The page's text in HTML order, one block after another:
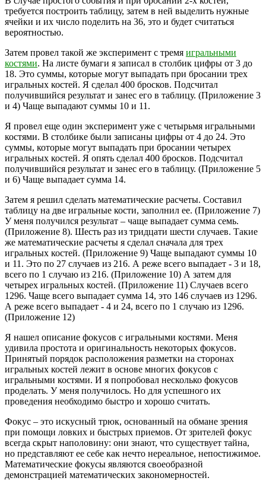
требуется построить таблицу, затем в ней выделить нужные
ячейки и их число поделить на 36, это и будет считаться
вероятностью.
Затем провел такой же эксперимент с тремя игральными
костями. На листе бумаги я записал в столбик цифры от 3 до
18. Это суммы, которые могут выпадать при бросании трех
игральных костей. Я сделал 400 бросков. Подсчитал
получившийся результат и занес его в таблицу. (Приложение 3
и 4) Чаще выпадают суммы 10 и 11.
Я провел еще один эксперимент уже с четырьмя игральными
костями. В столбике были записаны цифры от 4 до 24. Это
суммы, которые могут выпадать при бросании четырех
игральных костей. Я опять сделал 400 бросков. Подсчитал
получившийся результат и занес его в таблицу. (Приложение 5
и 6) Чаще выпадает сумма 14.
Затем я решил сделать математические расчеты. Составил
таблицу на две игральные кости, заполнил ее. (Приложение 7)
У меня получился результат – чаще выпадает сумма семь.
(Приложение 8). Шесть раз из тридцати шести случаев. Такие
же математические расчеты я сделал сначала для трех
игральных костей. (Приложение 9) Чаще выпадают суммы 10
и 11. Это по 27 случаев из 216. А реже всего выпадает - 3 и 18,
всего по 1 случаю из 216. (Приложение 10) А затем для
четырех игральных костей. (Приложение 11) Случаев всего
1296. Чаще всего выпадает сумма 14, это 146 случаев из 1296.
А реже всего выпадает - 4 и 24, всего по 1 случаю из 1296.
(Приложение 12)
Я нашел описание фокусов с игральными костями. Меня
удивила простота и оригинальность некоторых фокусов.
Принятый порядок расположения разметки на сторонах
игральных костей лежит в основе многих фокусов с
игральными костями. И я попробовал несколько фокусов
проделать. У меня получилось. Но для успешного их
проведения необходимо быстро и хорошо считать.
Фокус – это искусный трюк, основанный на обмане зрения
при помощи ловких и быстрых приемов. От зрителей фокус
всегда скрыт наполовину: они знают, что существует тайна,
но представляют ее себе как нечто нереальное, непостижимое.
Математические фокусы являются своеобразной
демонстрацией математических закономерностей.